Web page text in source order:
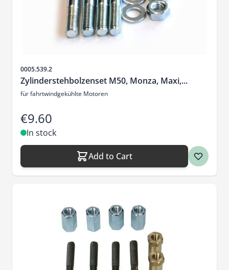
Sku
0005.539.2
Zylinderstehbolzenset M50, Monza, Maxi,...
für fahrtwindgekühlte Motoren
€9.60
In stock
Add to Cart